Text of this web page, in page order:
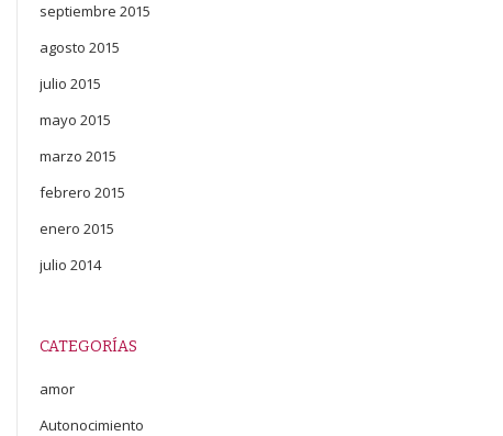
septiembre 2015
agosto 2015
julio 2015
mayo 2015
marzo 2015
febrero 2015
enero 2015
julio 2014
CATEGORÍAS
amor
Autonocimiento